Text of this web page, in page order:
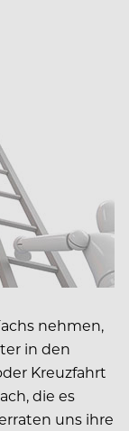
nehmen,
in den
Kreuzfahrt
die es
uns ihre